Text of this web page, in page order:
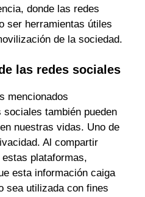
donde las redes
ser herramientas útiles
de la sociedad.
las redes sociales
mencionados
también pueden
nuestras vidas. Uno de
Al compartir
plataformas,
esta información caiga
sea utilizada con fines